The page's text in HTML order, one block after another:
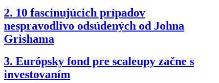
2. 10 fascinujúcich prípadov
nespravodlivo odsúdených od Johna
Grishama
3. Európsky fond pre scaleupy začne s
investovaním